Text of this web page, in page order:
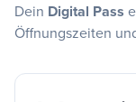
Dein Digital Pass
Öffnungszeiten